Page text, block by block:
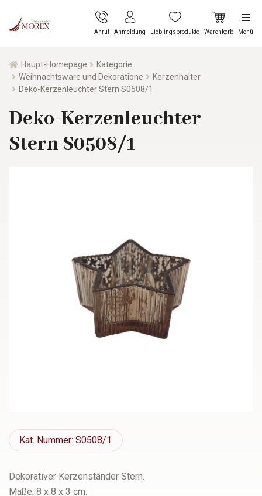
Anruf Anmeldung Lieblingsprodukte Warenkorb Menü
Haupt-Homepage
Kategorie
Weihnachtsware und Dekoratione
Kerzenhalter
Deko-Kerzenleuchter Stern S0508/1
Deko-Kerzenleuchter
Stern S0508/1
Kat. Nummer: S0508/1
Dekorativer Kerzenständer Stern.
Maße: 8 x 8 x 3 cm.